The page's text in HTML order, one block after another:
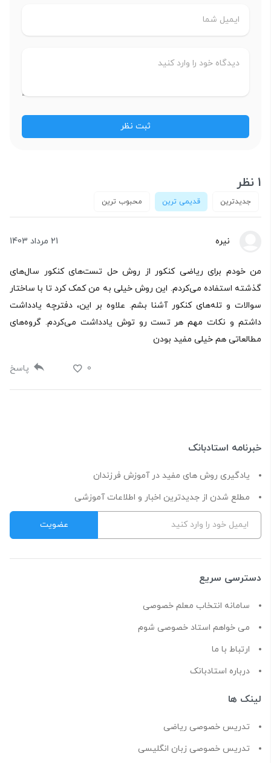
1 نظر
جدیدترین قدیمی ترین محبوب ترین
نیره 21 مرداد 1403
من خودم برای ریاضی کنکور از روش حل تست‌های کنکور سال‌های
گذشته استفاده می‌کردم. این روش خیلی به من کمک کرد تا با ساختار
سوالات و تله‌های کنکور آشنا بشم. علاوه بر این، دفترچه یادداشت
داشتم و نکات مهم هر تست رو توش یادداشت می‌کردم. گروه‌های
مطالعاتی هم خیلی مفید بودن
0 پاسخ
خبرنامه استادبانک
یادگیری روش های مفید در آموزش فرزندان
مطلع شدن از جدیدترین اخبار و اطلاعات آموزشی
دسترسی سریع
سامانه انتخاب معلم خصوصی
می خواهم استاد خصوصی شوم
ارتباط با ما
درباره استادبانک
لینک ها
تدریس خصوصی ریاضی
تدریس خصوصی زبان انگلیسی